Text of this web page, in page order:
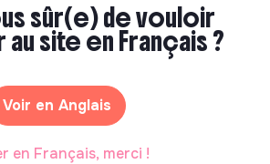
mais tu ne sais pas par où
de panique, on te propose une
aux métiers de la transition
!
sûr(e) de vouloir
site en Français ?
Voir en Anglais
en Français, merci !